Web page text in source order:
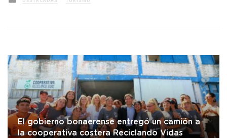
in
El gobierno bonaerense entregó un camión a
la cooperativa costera Reciclando Vidas